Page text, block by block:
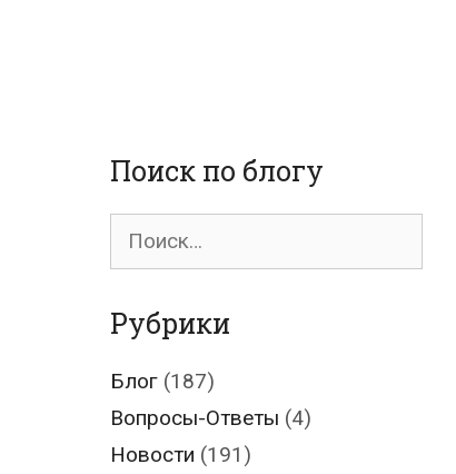
Поиск по блогу
Поиск
Рубрики
Блог (187)
Вопросы-Ответы (4)
Новости (191)